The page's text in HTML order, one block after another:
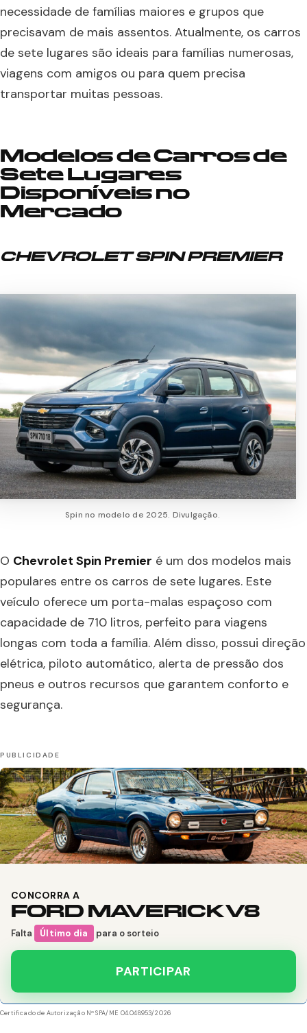
necessidade de famílias maiores e grupos que
precisavam de mais assentos. Atualmente, os carros
de sete lugares são ideais para famílias numerosas,
viagens com amigos ou para quem precisa
transportar muitas pessoas.
Modelos de Carros de
Sete Lugares
Disponíveis no
Mercado
CHEVROLET SPIN PREMIER
Spin no modelo de 2025. Divulgação.
O Chevrolet Spin Premier é um dos modelos mais
populares entre os carros de sete lugares. Este
veículo oferece um porta-malas espaçoso com
capacidade de 710 litros, perfeito para viagens
longas com toda a família. Além disso, possui direção
elétrica, piloto automático, alerta de pressão dos
pneus e outros recursos que garantem conforto e
segurança.
CONCORRA A
FORD MAVERICK V8
Falta Último dia para o sorteio
PARTICIPAR
Certificado de Autorização Nº SPA/ME 04.048953/2026